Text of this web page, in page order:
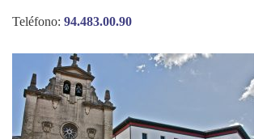
Teléfono: 94.483.00.90